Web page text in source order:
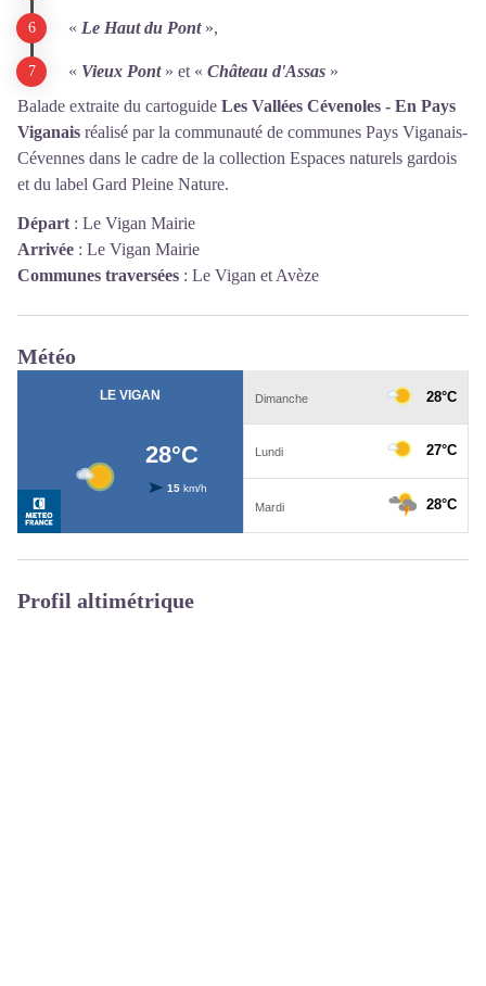
« Le Haut du Pont»,
« Vieux Pont» et « Château d'Assas »
Balade extraite du cartoguide Les Vallées Cévenoles - En Pays
Viganais réalisé par la communauté de communes Pays Viganais-
Cévennes dans le cadre de la collection Espaces naturels gardois
et du label Gard Pleine Nature.
Départ : Le Vigan Mairie
Arrivée : Le Vigan Mairie
Communes traversées : Le Vigan et Avèze
Météo
Profil altimétrique